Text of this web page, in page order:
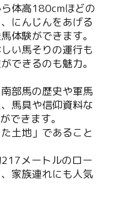
体高180cmほどの
にんじんをあげる
体験ができます。
い馬そりの運行も
できるのも魅力。
部馬の歴史や軍馬
馬具や信仰資料な
できます。
土地」であること
メートルのロー
家族連れにも人気